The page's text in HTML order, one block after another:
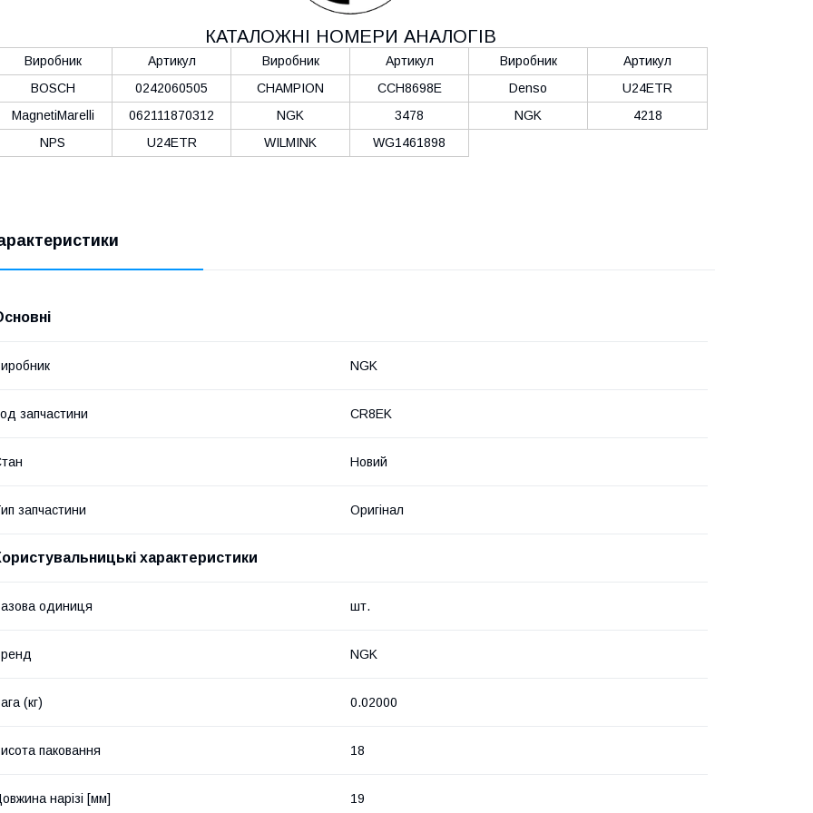
КАТАЛОЖНІ НОМЕРИ АНАЛОГІВ
Виробник Артикул Виробник Артикул Виробник
Артикул
BOSCH
0242060505 CHAMPION CCH8698E Denso
U24ETR
MagnetiMarelli
062111870312 NGK 3478 NGK
4218
NPS
U24ETR WILMINK WG1461898
NGK
запчастини CR8EK
Новий
запчастини Оригінал
характеристики
одиниця шт.
NGK
(кг) 0.02000
паковання 18
нарізі [мм] 19